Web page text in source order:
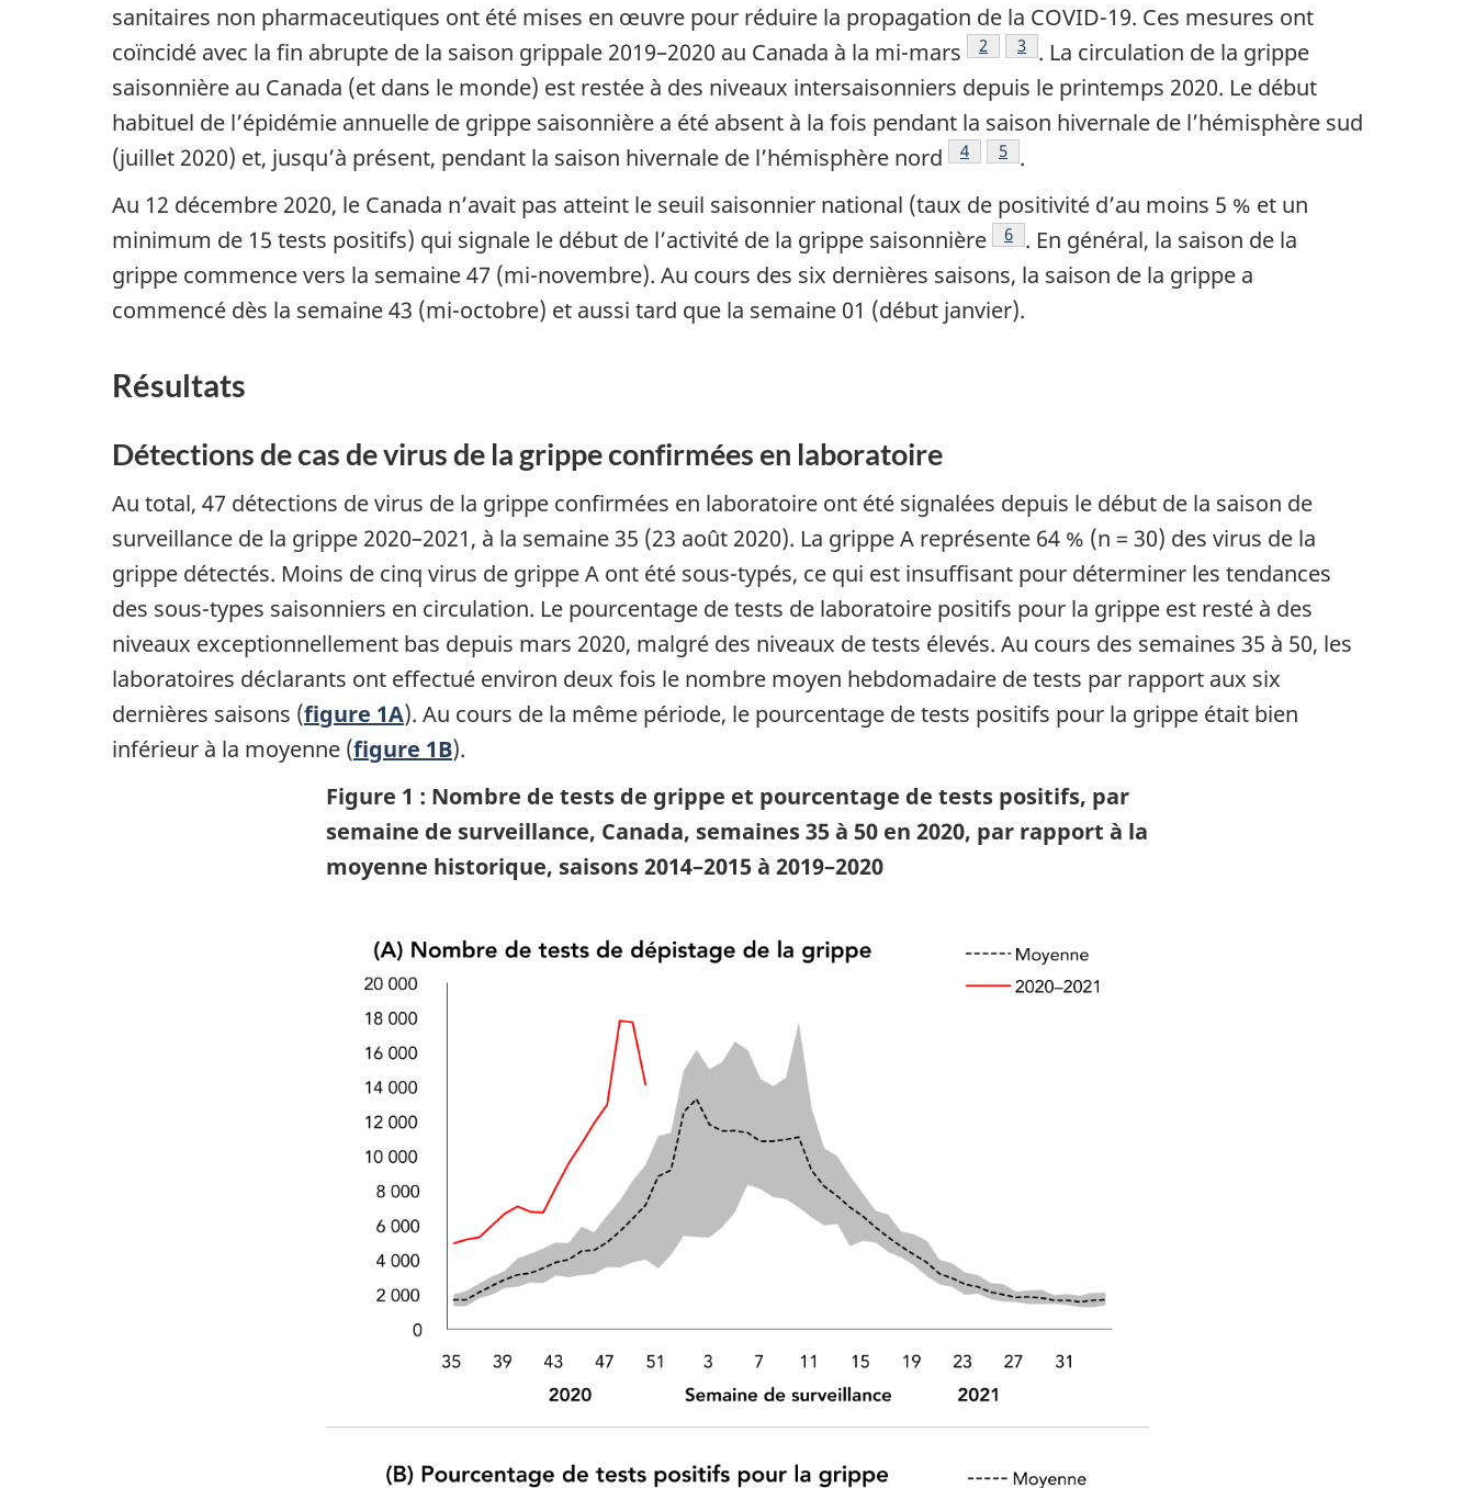
sanitaires non pharmaceutiques ont été mises en œuvre pour réduire la propagation de la COVID-19. Ces mesures ont
coïncidé avec la fin abrupte de la saison grippale 2019–2020 au Canada à la mi-mars
Note de bas de page
2 Note de bas de page
3 . La circulation de la grippe
saisonnière au Canada (et dans le monde) est restée à des niveaux intersaisonniers depuis le printemps 2020. Le début
habituel de l’épidémie annuelle de grippe saisonnière a été absent à la fois pendant la saison hivernale de l’hémisphère sud
(juillet 2020) et, jusqu’à présent, pendant la saison hivernale de l’hémisphère nord
Note de bas de page
4 Note de bas de page
5 .
Au 12 décembre 2020, le Canada n’avait pas atteint le seuil saisonnier national (taux de positivité d’au moins 5 % et un
minimum de 15 tests positifs) qui signale le début de l’activité de la grippe saisonnière
Note de bas de page
6 . En général, la saison de la
grippe commence vers la semaine 47 (mi-novembre). Au cours des six dernières saisons, la saison de la grippe a
commencé dès la semaine 43 (mi-octobre) et aussi tard que la semaine 01 (début janvier).
Résultats
Détections de cas de virus de la grippe confirmées en laboratoire
Au total, 47 détections de virus de la grippe confirmées en laboratoire ont été signalées depuis le début de la saison de
surveillance de la grippe 2020–2021, à la semaine 35 (23 août 2020). La grippe A représente 64 % (n = 30) des virus de la
grippe détectés. Moins de cinq virus de grippe A ont été sous-typés, ce qui est insuffisant pour déterminer les tendances
des sous-types saisonniers en circulation. Le pourcentage de tests de laboratoire positifs pour la grippe est resté à des
niveaux exceptionnellement bas depuis mars 2020, malgré des niveaux de tests élevés. Au cours des semaines 35 à 50, les
laboratoires déclarants ont effectué environ deux fois le nombre moyen hebdomadaire de tests par rapport aux six
dernières saisons (figure 1A). Au cours de la même période, le pourcentage de tests positifs pour la grippe était bien
inférieur à la moyenne (figure 1B).
Figure 1 : Nombre de tests de grippe et pourcentage de tests positifs, par
semaine de surveillance, Canada, semaines 35 à 50 en 2020, par rapport à la
moyenne historique, saisons 2014–2015 à 2019–2020